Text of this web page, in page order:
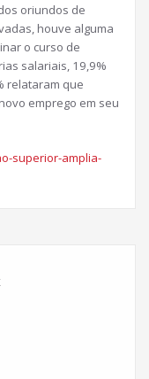
oriundos de
houve alguma
o curso de
salariais, 19,9%
relataram que
emprego em seu
superior-amplia-